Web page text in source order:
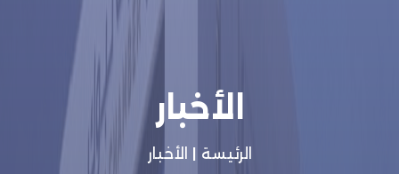
الأخبار
الرئيسة | الأخبار